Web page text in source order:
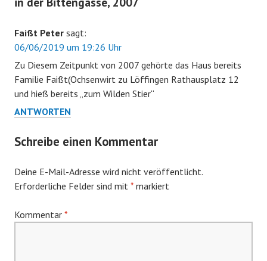
Faißt Peter sagt:
06/06/2019 um 19:26 Uhr
Zu Diesem Zeitpunkt von 2007 gehörte das Haus bereits
Familie Faißt(Ochsenwirt zu Löffingen Rathausplatz 12
und hieß bereits „zum Wilden Stier“
ANTWORTEN
Schreibe einen Kommentar
Deine E-Mail-Adresse wird nicht veröffentlicht.
Erforderliche Felder sind mit * markiert
Kommentar *